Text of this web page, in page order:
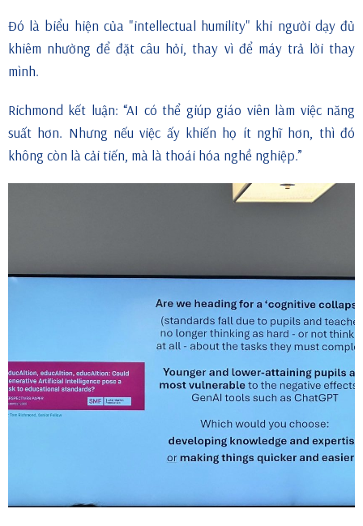
Đó là biểu hiện của "intellectual humility" khi người dạy đủ
khiêm nhường để đặt câu hỏi, thay vì để máy trả lời thay
mình.
Richmond kết luận: “AI có thể giúp giáo viên làm việc năng
suất hơn. Nhưng nếu việc ấy khiến họ ít nghĩ hơn, thì đó
không còn là cải tiến, mà là thoái hóa nghề nghiệp.”